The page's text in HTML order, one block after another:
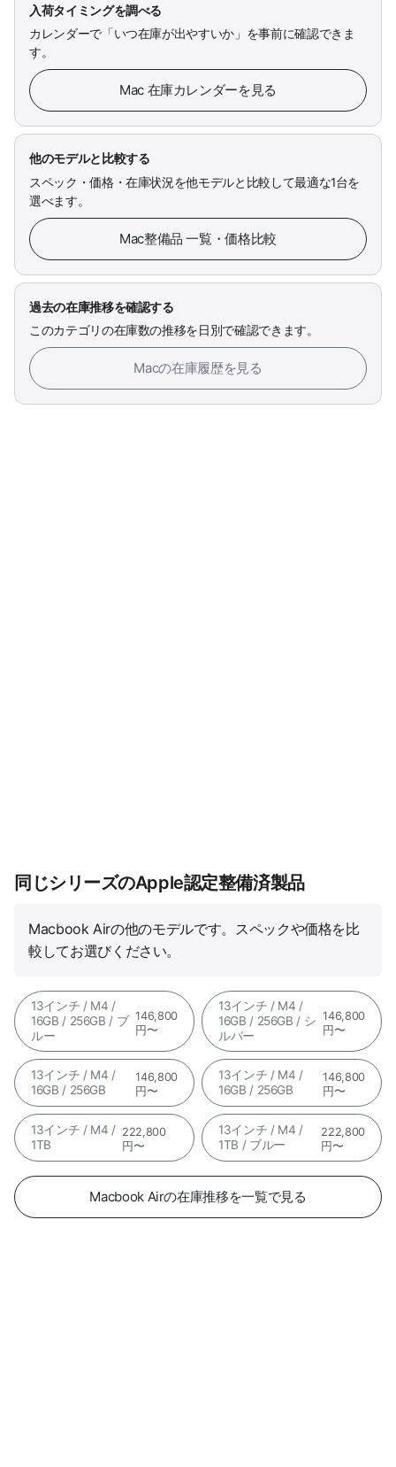
入荷タイミングを調べる
カレンダーで「いつ在庫が出やすいか」を事前に確認できま
す。
Mac 在庫カレンダーを見る
他のモデルと比較する
スペック・価格・在庫状況を他モデルと比較して最適な1台を
選べます。
Mac整備品 一覧・価格比較
過去の在庫推移を確認する
このカテゴリの在庫数の推移を日別で確認できます。
Macの在庫履歴を見る
同じシリーズのApple認定整備済製品
Macbook Airの他のモデルです。スペックや価格を比
較してお選びください。
13インチ / M4 /
16GB / 256GB / ブ
ルー
146,800
円〜
13インチ / M4 /
16GB / 256GB / シ
ルバー
146,800
円〜
13インチ / M4 /
16GB / 256GB
146,800
円〜
13インチ / M4 /
16GB / 256GB
146,800
円〜
13インチ / M4 /
1TB
222,800
円〜
13インチ / M4 /
1TB / ブルー
222,800
円〜
Macbook Airの在庫推移を一覧で見る